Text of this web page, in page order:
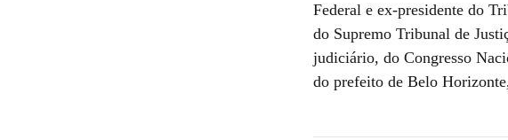
Federal e ex-presidente do
do Supremo Tribunal de
judiciário, do Congresso
do prefeito de Belo